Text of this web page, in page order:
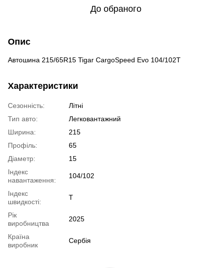
До обраного
Опис
Автошина 215/65R15 Tigar CargoSpeed Evo 104/102T
Характеристики
Сезонність:
Літні
Тип авто:
Легковантажний
Ширина:
215
Профіль:
65
Діаметр:
15
Індекс
навантаження:
104/102
Індекс
швидкості:
T
Рік
виробництва
2025
Країна
виробник
Сербія